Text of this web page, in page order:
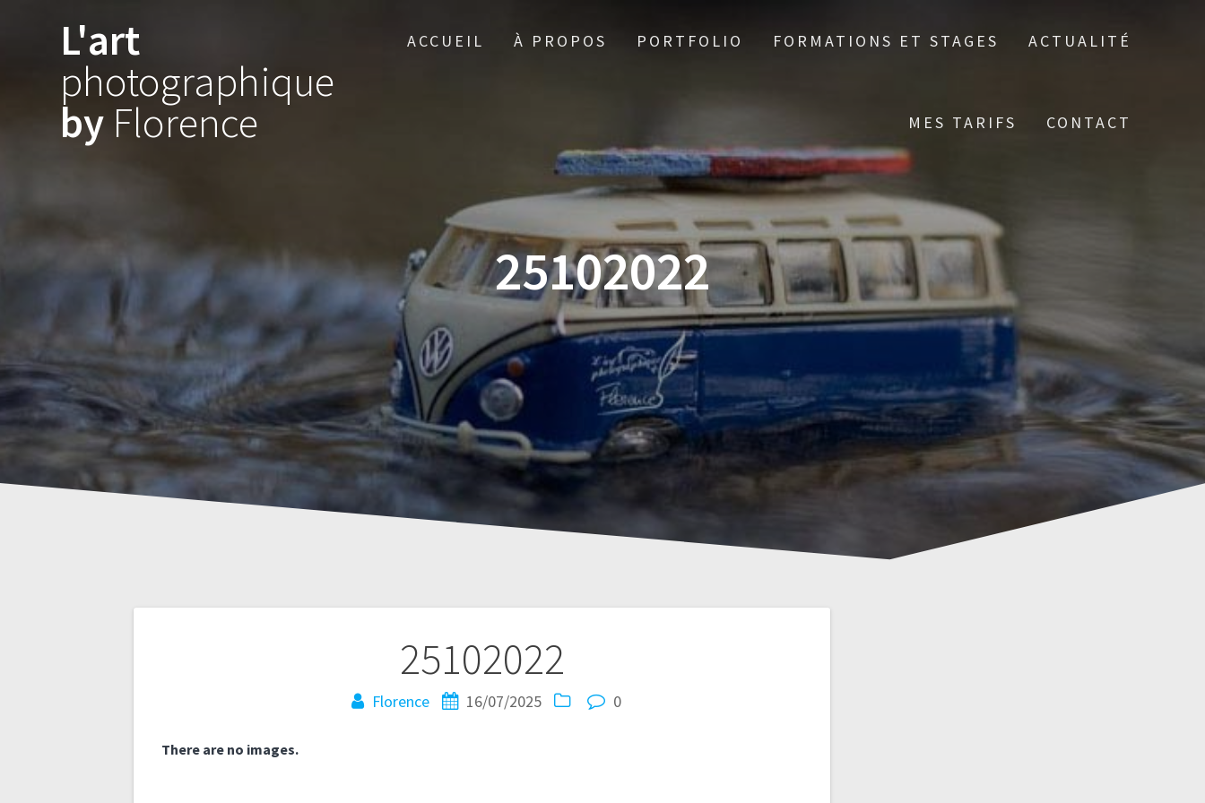
L'art
photographique
by Florence
ACCUEIL À PROPOS PORTFOLIO FORMATIONS ET STAGES ACTUALITÉ
MES TARIFS CONTACT
25102022
25102022
Florence 16/07/2025 0
There are no images.
l’article